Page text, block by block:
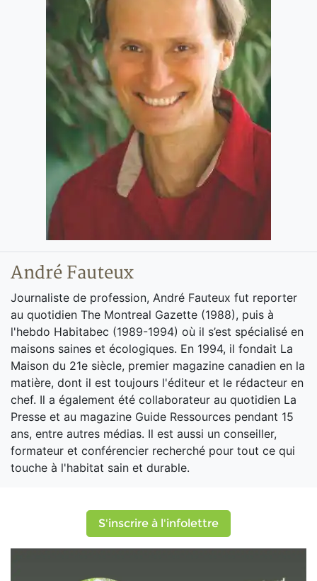
André Fauteux
Journaliste de profession, André Fauteux fut reporter
au quotidien The Montreal Gazette (1988), puis à
l'hebdo Habitabec (1989-1994) où il s’est spécialisé en
maisons saines et écologiques. En 1994, il fondait La
Maison du 21e siècle, premier magazine canadien en la
matière, dont il est toujours l'éditeur et le rédacteur en
chef. Il a également été collaborateur au quotidien La
Presse et au magazine Guide Ressources pendant 15
ans, entre autres médias. Il est aussi un conseiller,
formateur et conférencier recherché pour tout ce qui
touche à l'habitat sain et durable.
S'inscrire à l'infolettre